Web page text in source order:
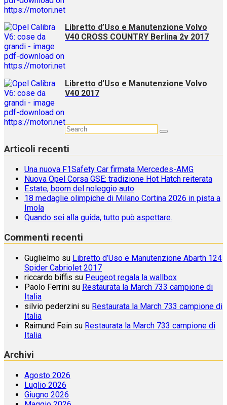
Libretto d’Uso e Manutenzione Volvo
V40 CROSS COUNTRY Berlina 2v 2017
Libretto d’Uso e Manutenzione Volvo
V40 2017
Articoli recenti
Una nuova F1Safety Car firmata Mercedes-AMG
Nuova Opel Corsa GSE: tradizione Hot Hatch reiterata
Estate, boom del noleggio auto
18 medaglie olimpiche di Milano Cortina 2026 in pista a
Imola
Quando sei alla guida, tutto può aspettare.
Commenti recenti
Guglielmo su Libretto d’Uso e Manutenzione Abarth 124
Spider Cabriolet 2017
riccardo biffis su Peugeot regala la wallbox
Paolo Ferrini su Restaurata la March 733 campione di
Italia
silvio pederzini su Restaurata la March 733 campione di
Italia
Raimund Fein su Restaurata la March 733 campione di
Italia
Archivi
Agosto 2026
Luglio 2026
Giugno 2026